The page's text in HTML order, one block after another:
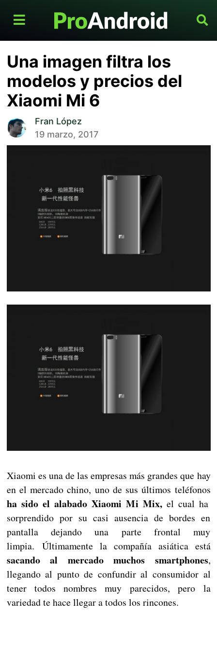
Una imagen filtra los
modelos y precios del
Xiaomi Mi 6
Fran López
19 marzo, 2017
Xiaomi es una de las empresas más grandes que hay
en el mercado chino, uno de sus últimos teléfonos
ha sido el alabado Xiaomi Mi Mix,el cual ha
sorprendido por su casi ausencia de bordes en
pantalla dejando una parte frontal muy
limpia. Últimamente la compañía asiática está
sacando al mercado muchos smartphones,
llegando al punto de confundir al consumidor al
tener todos nombres muy parecidos, pero la
variedad te hace llegar a todos los rincones.